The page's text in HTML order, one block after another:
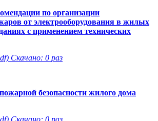
по организации
от электрооборудования в жилых
с применением технических
Скачано: 0 раз
безопасности жилого дома
Скачано: 0 раз